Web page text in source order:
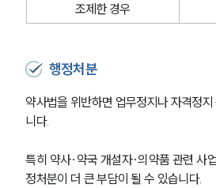
조제한 경우
행정처분
약사법을 위반하면 업무정지나 자격정
니다.
특히 약사·약국 개설자·의약품 관련 사
정처분이 더 큰 부담이 될 수 있습니다.